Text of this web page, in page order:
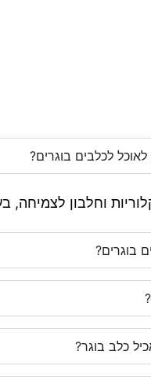
לכלבים בוגרים?
וחלבון
בוגרים?
כלב בוגר?